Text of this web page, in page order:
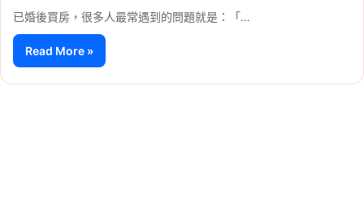
已婚後買房，很多人最常遇到的問題就是：「…
Read More »